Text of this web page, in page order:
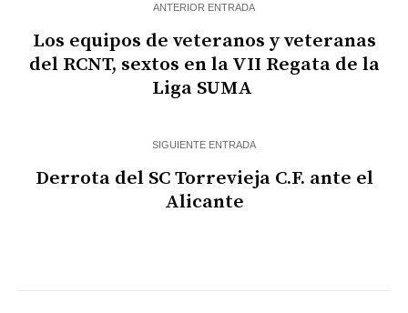
ANTERIOR ENTRADA
Los equipos de veteranos y veteranas
del RCNT, sextos en la VII Regata de la
Liga SUMA
SIGUIENTE ENTRADA
Derrota del SC Torrevieja C.F. ante el
Alicante